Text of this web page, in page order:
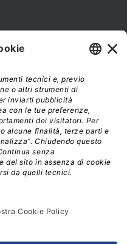
di spedizione
d'uso
01702840180 | C.F.